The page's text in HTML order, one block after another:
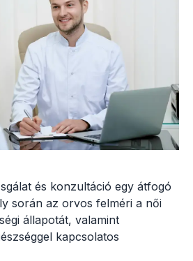
és konzultáció egy átfogó
során az orvos felméri a női
állapotát, valamint
kapcsolatos